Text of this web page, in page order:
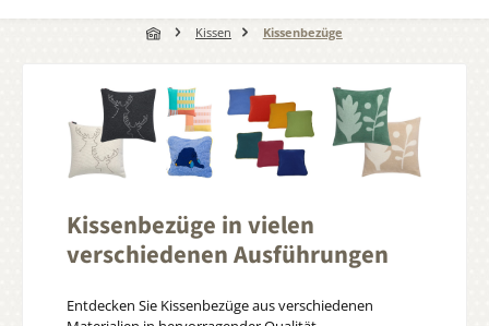
Kissen Kissenbezüge
Kissenbezüge in vielen
verschiedenen Ausführungen
Entdecken Sie Kissenbezüge aus verschiedenen